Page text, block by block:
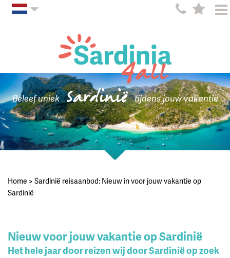
Beleef uniek Sardinië tijdens jouw vakantie
Home > Sardinië reisaanbod: Nieuw in voor jouw vakantie op
Sardinië
Nieuw voor jouw vakantie op Sardinië
Het hele jaar door reizen wij door Sardinië op zoek